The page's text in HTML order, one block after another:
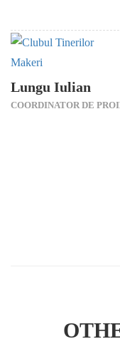
Lungu Iulian
COORDINATOR DE